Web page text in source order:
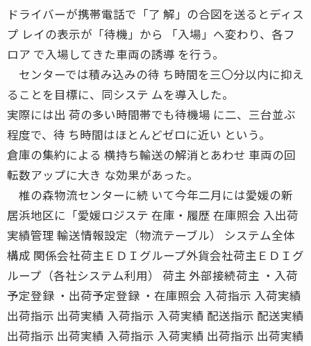
ドライバーが携帯電話で「了 解」の合図を送るとディス
プ レイの表示が「待機」から 「入場」へ変わり、各フ
ロア で入場してきた車両の誘導 を行う。
センターでは積み込みの待 ち時間を三〇分以内に抑え
ることを目標に、同システ ムを導入した。
実際には出 荷の多い時間帯でも待機場 に二、三台並ぶ
程度で、待 ち時間はほとんどゼロに近い という。
倉庫の集約による 横持ち輸送の解消とあわせ 車両の回
転数アップに大き な効果があった。
椎の森物流センターに続 いて今年二月には愛媛の新
居浜地区に「愛媛ロジステ 在庫・履歴 在庫照会 入出荷
実績管理 輸送情報設定（物流テーブル） システム全体
構成 関係会社荷主ＥＤＩグループ外貨会社荷主ＥＤＩグ
ループ（各社システム利用） 荷主 外部接続荷主 ・入荷
予定登録 ・出荷予定登録 ・在庫照会 入荷指示 入荷実績
出荷指示 出荷実績 入荷指示 入荷実績 配送指示 配送実績
出荷指示 出荷実績 入荷指示 入荷実績 出荷指示 出荷実績